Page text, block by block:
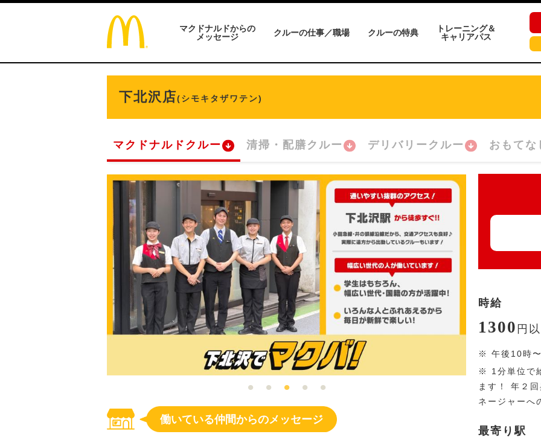
マクドナルドからの
メッセージ
クルーの仕事／職場 クルーの特典
トレーニング＆
キャリアパス
下北沢店(シモキタザワテン)
マクドナルドクルー 清掃・配膳クルー デリバリークルー おもてな
働いている仲間からのメッセージ
時給
1300 円
※ 午後10時
※ 1分単位で
ます！ 年２
ネージャーへ
最寄り駅